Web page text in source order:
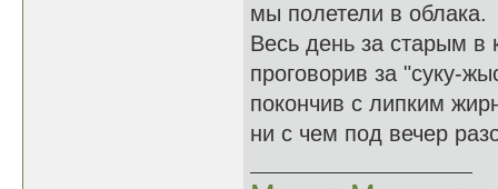
мы полетели в облака.
Весь день за старым в
проговорив за "суку-
покончив с липким
ни с чем под вечер